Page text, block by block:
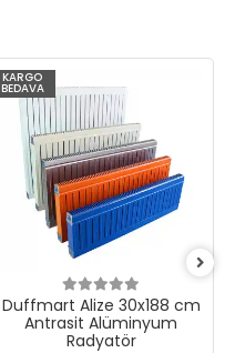
KARGO
BEDAVA
Duffmart Alize 30x188 cm
Antrasit Alüminyum
Radyatör